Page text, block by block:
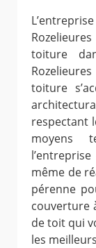
toiture
toiture
respectant
moyens
même de
pérenne
couverture
de toit qui
les